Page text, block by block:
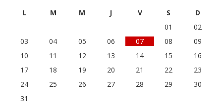
L M M J V S
D
01
02
03
04 05 06 07 08
09
10
11 12 13 14 15
16
17
18 19 20 21 22
23
24
25 26 27 28 29
30
31